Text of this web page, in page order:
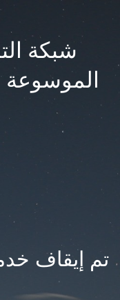
شبكة
الموسوعة
تم إيقاف